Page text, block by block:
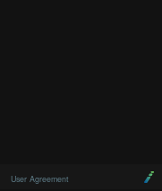
User Agreement